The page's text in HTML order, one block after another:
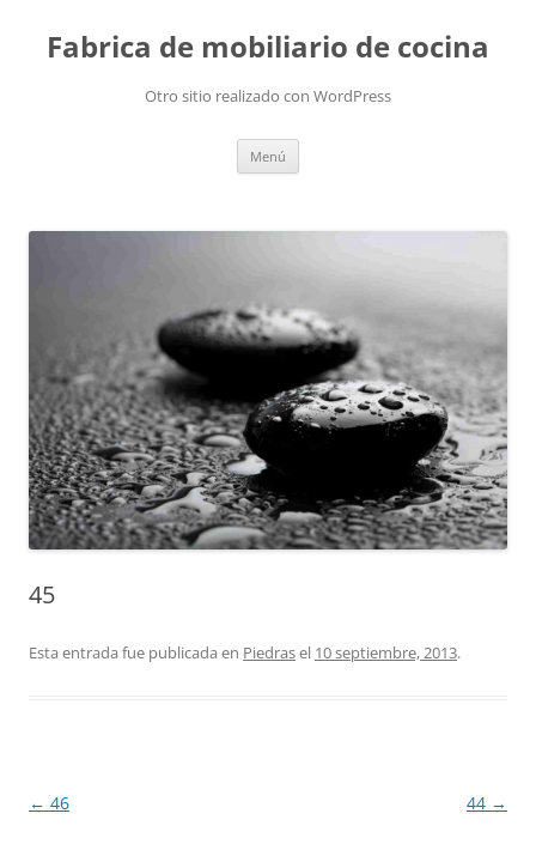
Fabrica de mobiliario de cocina
Otro sitio realizado con WordPress
Menú
45
Esta entrada fue publicada en Piedrasel 10 septiembre, 2013.
Navegación
← 46 44 →